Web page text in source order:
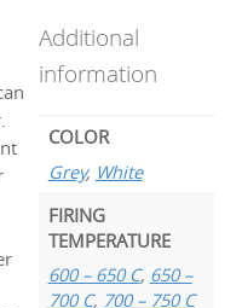
Additional
information
COLOR
Grey, White
FIRING
TEMPERATURE
600 – 650 C, 650 –
700 C, 700 – 750 C